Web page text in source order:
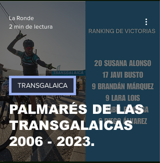
PALMARÉS DE LAS
TRANSGALAICAS
2006 - 2023.
TRANSGALAICA
La Ronde
2 min de lectura